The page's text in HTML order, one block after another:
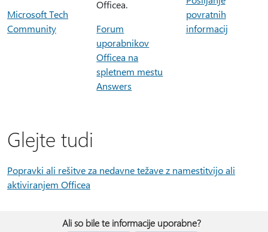
Microsoft Tech
Community
Officea.
Forum
uporabnikov
Officea na
spletnem mestu
Answers
povratnih
informacij
Glejte tudi
Popravki ali rešitve za nedavne težave z namestitvijo ali
aktiviranjem Officea
Ali so bile te informacije uporabne?